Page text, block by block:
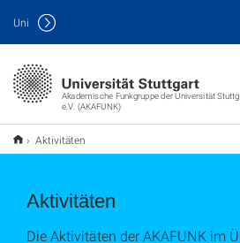
Akademische Funkgruppe der Universität
e.V. (AKAFUNK)
Uni
Aktivitäten
Aktivitäten
Die Aktivitäten der AKAFUNK im